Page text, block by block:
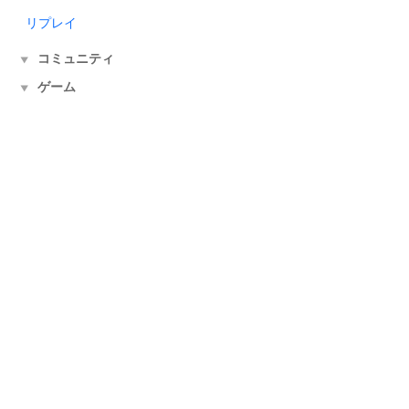
リプレイ
▼ コミュニティ
▼ ゲーム